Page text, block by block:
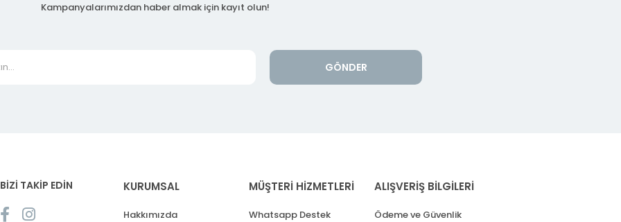
Kampanyalarımızdan haber almak için kayıt olun!
GÖNDER
BİZİ TAKİP EDİN KURUMSAL
Hakkımızda
MÜŞTERİ HİZMETLERİ
Whatsapp Destek
ALIŞVERİŞ BİLGİLERİ
Ödeme ve Güvenlik